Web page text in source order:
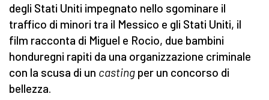
degli Stati Uniti impegnato nello sgominare il
traffico di minori tra il Messico e gli Stati Uniti, il
film racconta di Miguel e Rocio, due bambini
honduregni rapiti da una organizzazione criminale
con la scusa di un casting per un concorso di
bellezza.